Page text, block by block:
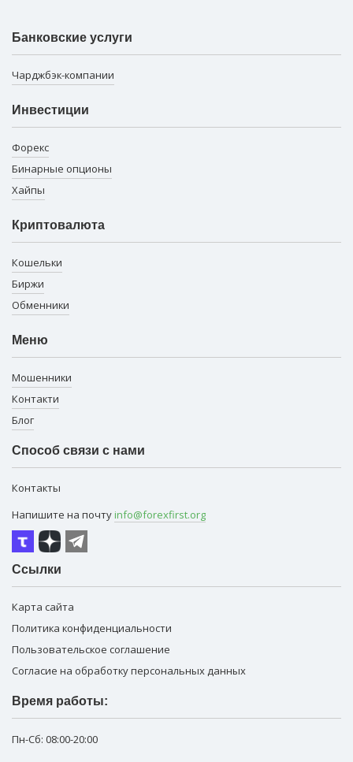
Банковские услуги
Чарджбэк-компании
Инвестиции
Форекс
Бинарные опционы
Хайпы
Криптовалюта
Кошельки
Биржи
Обменники
Меню
Мошенники
Контакти
Блог
Способ связи с нами
Контакты
Напишите на почту info@forexfirst.org
Ссылки
Карта сайта
Политика конфиденциальности
Пользовательское соглашение
Согласие на обработку персональных данных
Время работы:
Пн-Сб: 08:00-20:00